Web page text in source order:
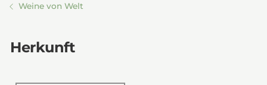
Weine von Welt
Herkunft